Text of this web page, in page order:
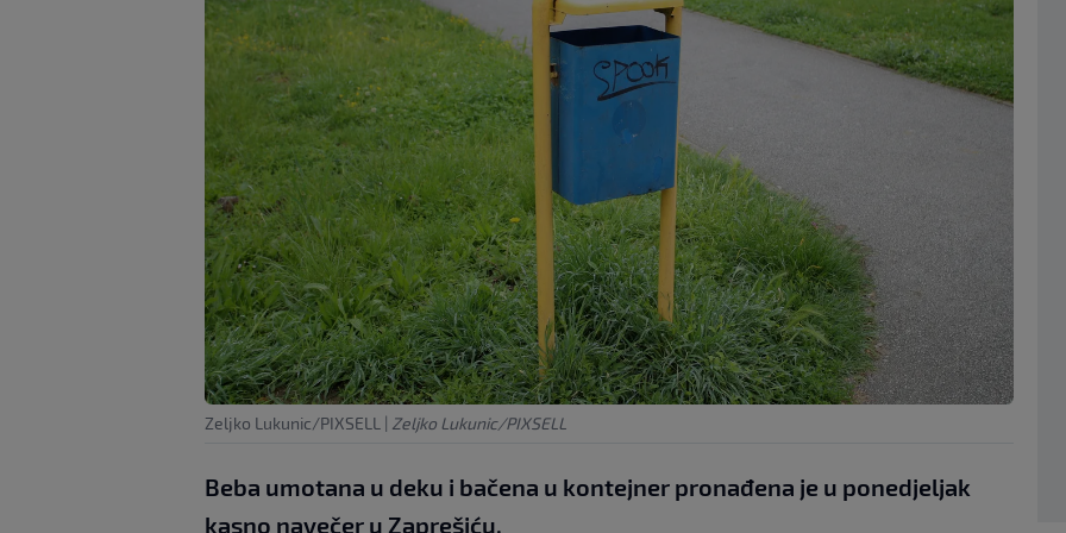
Zeljko Lukunic/PIXSELL | Zeljko Lukunic/PIXSELL
Beba umotana u deku i bačena u kontejner pronađena je u ponedjeljak
kasno navečer u Zaprešiću.